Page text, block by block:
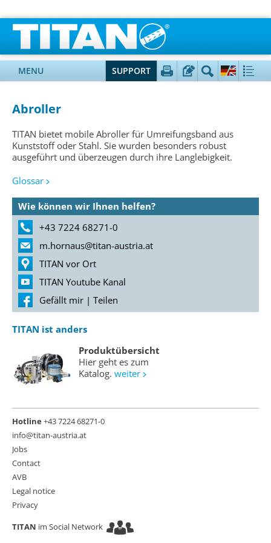
MENU SUPPORT
Abroller
TITAN bietet mobile Abroller für Umreifungsband aus
Kunststoff oder Stahl. Sie wurden besonders robust
ausgeführt und überzeugen durch ihre Langlebigkeit.
Glossar
Wie können wir Ihnen helfen?
+43 7224 68271-0
m.hornaus@titan-austria.at
TITAN vor Ort
TITAN Youtube Kanal
Gefällt mir | Teilen
TITAN ist anders
Produktübersicht
Hier geht es zum
Katalog. weiter
Hotline+43 7224 68271-0
info@titan-austria.at
Jobs
Contact
AVB
Legal notice
Privacy
TITAN im Social Network